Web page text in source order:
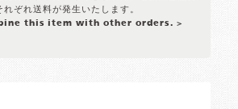
ぞれ送料が発生いたします。
this item with other orders. >